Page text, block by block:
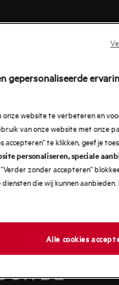
DE
gepersonaliseerde
onze website te verbeteren en
van onze website met onze
accepteren" te klikken, geef je
personaliseren, speciale
zonder accepteren"
die wij kunnen
Alle cookies